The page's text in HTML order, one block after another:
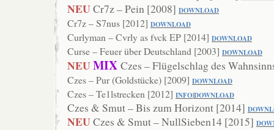
NEUCr7z – Pein [2008] DOWNLOAD
Cr7z – S7nus [2012] DOWNLOAD
Curlyman – Cvrly as fvck EP [2014] DOWNLOAD
Curse – Feuer über Deutschland [2003] DOWNLOAD
NEUMIX Czes – Flügelschlag des
Czes – Pur (Goldstücke) [2009] DOWNLOAD
Czes – Te1lstrecken [2012] INFO|DOWNLOAD
Czes & Smut – Bis zum Horizont [2014]
NEUCzes & Smut – NullSieben14 [2015]